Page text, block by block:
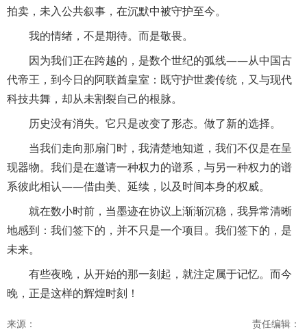
拍卖，未入公共叙事，在沉默中被守护至今。
我的情绪，不是期待。而是敬畏。
因为我们正在跨越的，是数个世纪的弧线——从中国古
代帝王，到今日的阿联酋皇室：既守护世袭传统，又与现代
科技共舞，却从未割裂自己的根脉。
历史没有消失。它只是改变了形态。做了新的选择。
当我们走向那扇门时，我清楚地知道，我们不仅是在呈
现器物。我们是在邀请一种权力的谱系，与另一种权力的谱
系彼此相认——借由美、延续，以及时间本身的权威。
就在数小时前，当墨迹在协议上渐渐沉稳，我异常清晰
地感到：我们签下的，并不只是一个项目。我们签下的，是
未来。
有些夜晚，从开始的那一刻起，就注定属于记忆。而今
晚，正是这样的辉煌时刻！
来源： 责任编辑：